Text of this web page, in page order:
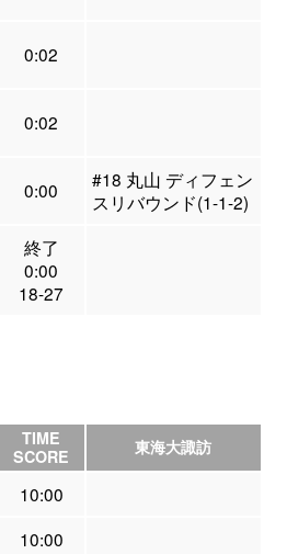
0:02
0:02
0:00
#18 丸山 ディフェン
スリバウンド(1-1-2)
終了
0:00
18-27
TIME
SCORE
東海大諏訪
10:00
10:00